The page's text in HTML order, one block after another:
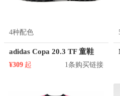
4种配色
adidas Copa 20.3 TF 童鞋
¥309 起 1条购买链接